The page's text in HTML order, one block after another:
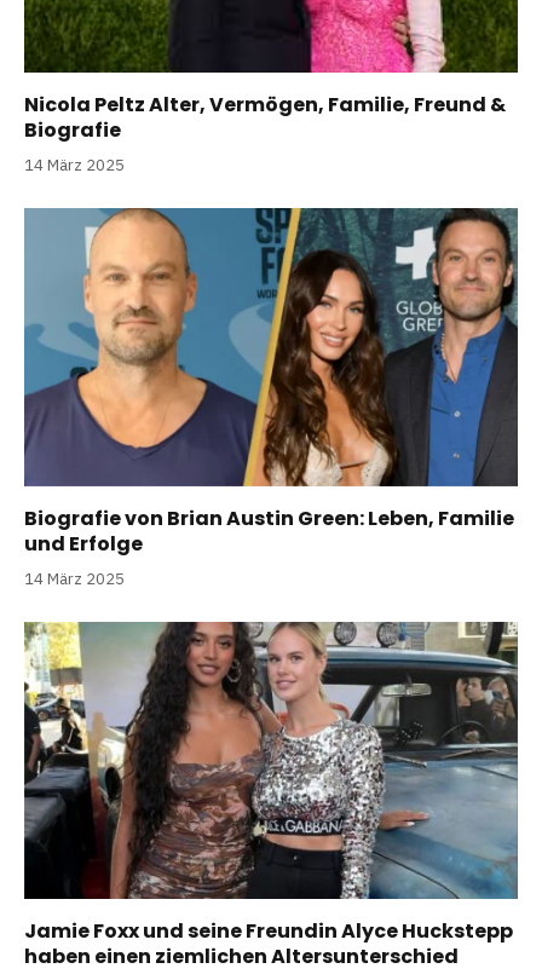
Nicola Peltz Alter, Vermögen, Familie, Freund &
Biografie
14 März 2025
Biografie von Brian Austin Green: Leben, Familie
und Erfolge
14 März 2025
Jamie Foxx und seine Freundin Alyce Huckstepp
haben einen ziemlichen Altersunterschied